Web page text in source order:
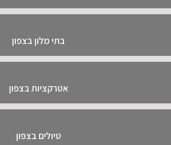
בתי מלון בצפון
אטרקציות בצפון
טיולים בצפון